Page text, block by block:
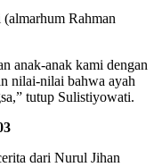
Rahman
anak-anak kami dengan
nilai-nilai bahwa ayah
tutup Sulistiyowati.
dari Nurul Jihan